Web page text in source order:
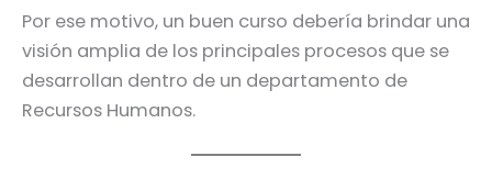
Por ese motivo, un buen curso debería brindar una
visión amplia de los principales procesos que se
desarrollan dentro de un departamento de
Recursos Humanos.